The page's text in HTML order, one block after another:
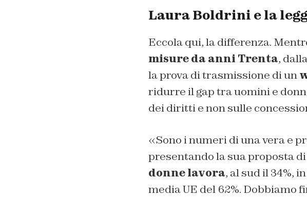
Laura Boldrini e la
Eccola qui, la differenza.
misure da anni Trenta,
la prova di trasmissione di un
ridurre il gap tra uomini e
dei diritti e non sulle
«Sono i numeri di una vera e
presentando la sua proposta di
donne lavora, al sud il 34%,
media UE del 62%. Dobbiamo